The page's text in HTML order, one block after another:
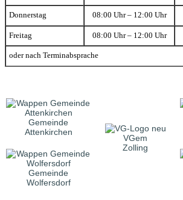
Donnerstag 08:00 Uhr – 12:00 Uhr
Freitag 08:00 Uhr – 12:00 Uhr
oder nach Terminabsprache
Gemeinde
Attenkirchen
VGem
Zolling
Gemeinde
Wolfersdorf